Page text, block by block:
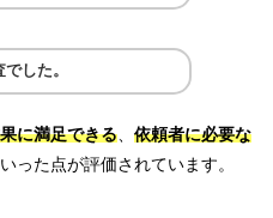
した。
に満足できる
依頼者に必要な
った点が評価されています。